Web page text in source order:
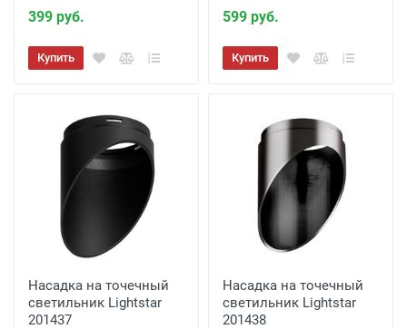
399 руб.
Купить
599 руб.
Купить
Насадка на точечный
светильник Lightstar
201437
Насадка на точечный
светильник Lightstar
201438